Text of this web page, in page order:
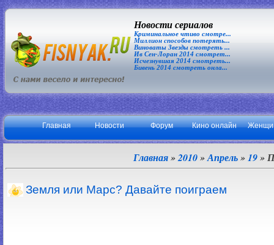
Новости сериалов
Криминальное чтиво смотре...
Миллион способов потерять...
Виноваты Звезды смотреть ...
Ив Сен-Лоран 2014 смотрет...
Исчезнувшая 2014 смотреть...
Бивень 2014 смотреть онла...
Главная Новости Форум Кино онлайн
Главная»2010 » Апрель » 19»
Земля или Марс? Давайте поиграем